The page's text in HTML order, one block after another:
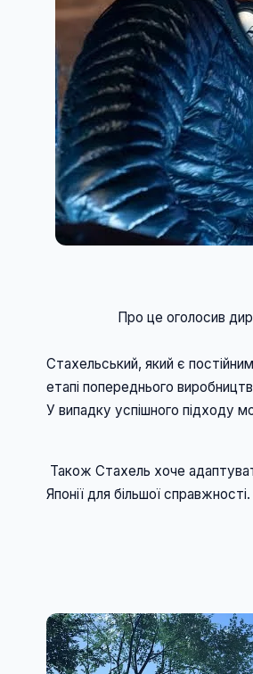
Про
Стахельський, який є
етапі попереднього
У випадку успішного підходу
Японії для більшої справжності.